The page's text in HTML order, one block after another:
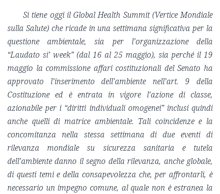
Si tiene oggi il Global Health Summit (Vertice Mondiale
sulla Salute) che ricade in una settimana significativa per la
questione ambientale, sia per l’organizzazione della
“Laudato si’ week” (dal 16 al 25 maggio), sia perché il 19
maggio la commissione affari costituzionali del Senato ha
approvato l’inserimento dell’ambiente nell’art. 9 della
Costituzione ed è entrata in vigore l’azione di classe,
azionabile per i “diritti individuali omogenei” inclusi quindi
anche quelli di matrice ambientale. Tali coincidenze e la
concomitanza nella stessa settimana di due eventi di
rilevanza mondiale su sicurezza sanitaria e tutela
dell’ambiente danno il segno della rilevanza, anche globale,
di questi temi e della consapevolezza che, per affrontarli, è
necessario un impegno comune, al quale non è estranea la